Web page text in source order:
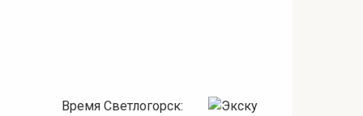
Время Светлогорск: